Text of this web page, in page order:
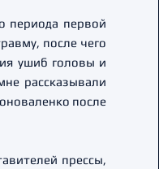
периода первой
после чего
ушиб головы и
рассказывали
после
прессы,